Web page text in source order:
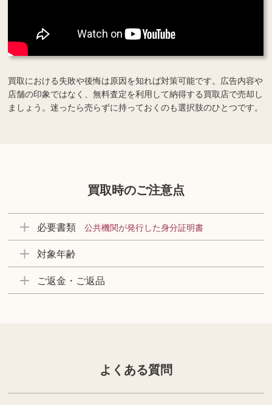
買取における失敗や後悔は原因を知れば対策可能です。広告内容や
店舗の印象ではなく、無料査定を利用して納得する買取店で売却し
ましょう。迷ったら売らずに持っておくのも選択肢のひとつです。
買取時のご注意点
必要書類 公共機関が発行した身分証明書
対象年齢
ご返金・ご返品
よくある質問